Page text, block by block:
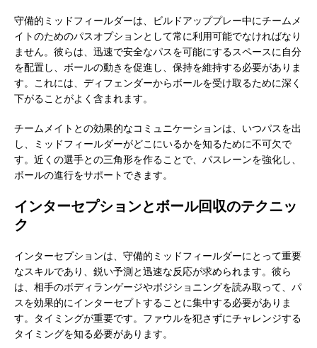
守備的ミッドフィールダーは、ビルドアッププレー中にチームメ
イトのためのパスオプションとして常に利用可能でなければなり
ません。彼らは、迅速で安全なパスを可能にするスペースに自分
を配置し、ボールの動きを促進し、保持を維持する必要がありま
す。これには、ディフェンダーからボールを受け取るために深く
下がることがよく含まれます。
チームメイトとの効果的なコミュニケーションは、いつパスを出
し、ミッドフィールダーがどこにいるかを知るために不可欠で
す。近くの選手との三角形を作ることで、パスレーンを強化し、
ボールの進行をサポートできます。
インターセプションとボール回収のテクニッ
ク
インターセプションは、守備的ミッドフィールダーにとって重要
なスキルであり、鋭い予測と迅速な反応が求められます。彼ら
は、相手のボディランゲージやポジショニングを読み取って、パ
スを効果的にインターセプトすることに集中する必要がありま
す。タイミングが重要です。ファウルを犯さずにチャレンジする
タイミングを知る必要があります。